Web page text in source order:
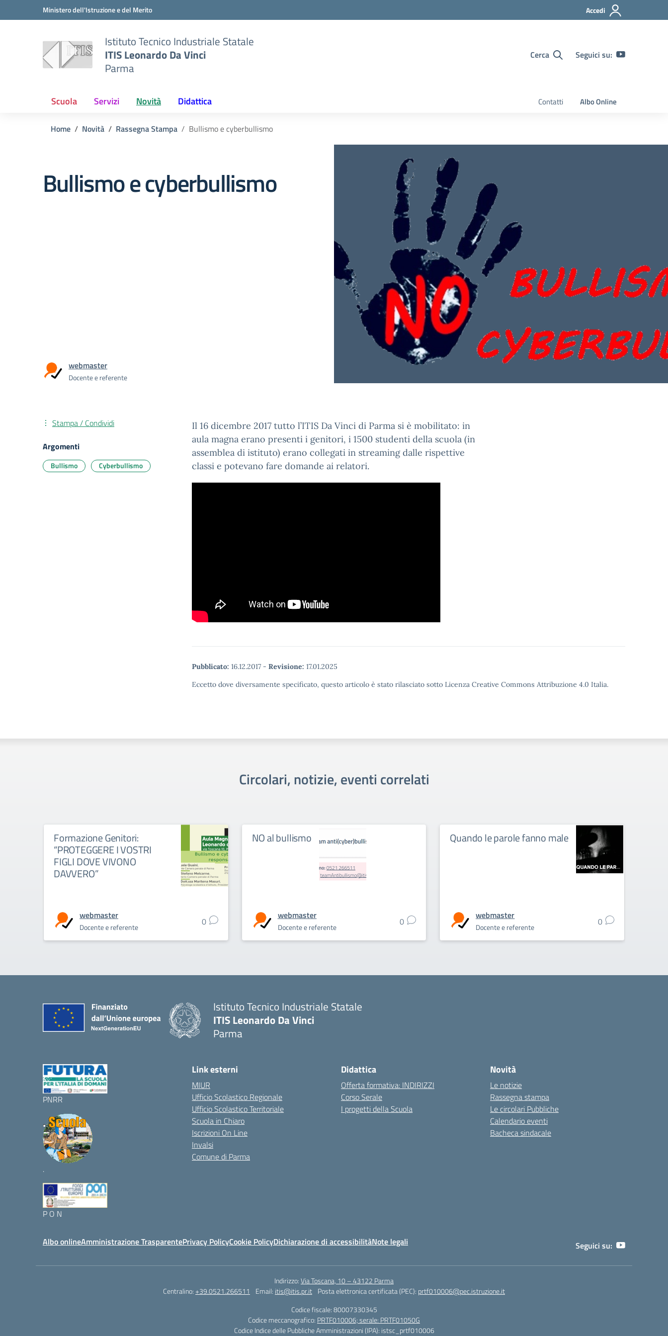
Vai ai contenuti
Vai al menu di navigazioneMinistero dell'Istruzione e del Merito Accedi
Istituto Tecnico Industriale Statale
ITIS Leonardo Da Vinci
Parma
Cerca Seguici su:
Scuola Servizi Novità Didattica Contatti Albo Online
Home Novità Rassegna Stampa Bullismo e cyberbullismo
Bullismo e cyberbullismo
webmaster
Docente e referente
Il 16 dicembre 2017 tutto l’ITIS Da Vinci di Parma si è mobilitato: in
aula magna erano presenti i genitori, i 1500 studenti della scuola (in
assemblea di istituto) erano collegati in streaming dalle rispettive
classi e potevano fare domande ai relatori.
Pubblicato: 16.12.2017 - Revisione: 17.01.2025
Eccetto dove diversamente specificato, questo articolo è stato rilasciato sotto Licenza Creative Commons Attribuzione 4.0 Italia.
Stampa / Condividi
Argomenti
Bullismo Cyberbullismo
Circolari, notizie, eventi correlati
Formazione Genitori:
“PROTEGGERE I VOSTRI
FIGLI DOVE VIVONO
DAVVERO”
webmaster
Docente e referente 0
NO al bullismo
webmaster
Docente e referente 0
Quando le parole fanno male
webmaster
Docente e referente 0
Istituto Tecnico Industriale Statale
ITIS Leonardo Da Vinci
Parma
PNRR
.
P O N
Link esterni
MIUR
Ufficio Scolastico Regionale
Ufficio Scolastico Territoriale
Scuola in Chiaro
Iscrizioni On Line
Invalsi
Comune di Parma
Didattica
Offerta formativa: INDIRIZZI
Corso Serale
I progetti della Scuola
Novità
Le notizie
Rassegna stampa
Le circolari Pubbliche
Calendario eventi
Bacheca sindacale
Albo onlineAmministrazione TrasparentePrivacy PolicyCookie PolicyDichiarazione di accessibilitàNote legali Seguici su:
Indirizzo:Via Toscana, 10 – 43122 Parma
Centralino:+39.0521.266511 Email: itis@itis.pr.it Posta elettronica certificata (PEC): prtf010006@pec.istruzione.it
Codice fiscale: 80007330345
Codice meccanografico: PRTF010006; serale: PRTF01050G
Codice Indice delle Pubbliche Amministrazioni (IPA): istsc_prtf010006